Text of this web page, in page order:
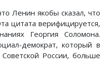
Ленин якобы сказал, что
цитата верифицируется,
Георгия Соломона.
демократ, который в
России, больше